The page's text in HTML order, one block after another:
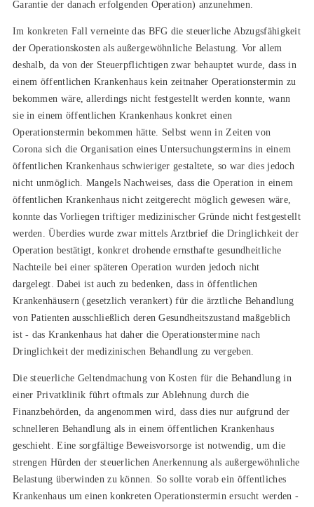
Garantie der danach erfolgenden Operation) anzunehmen.
Im konkreten Fall verneinte das BFG die steuerliche Abzugsfähigkeit
der Operationskosten als außergewöhnliche Belastung. Vor allem
deshalb, da von der Steuerpflichtigen zwar behauptet wurde, dass in
einem öffentlichen Krankenhaus kein zeitnaher Operationstermin zu
bekommen wäre, allerdings nicht festgestellt werden konnte, wann
sie in einem öffentlichen Krankenhaus konkret einen
Operationstermin bekommen hätte. Selbst wenn in Zeiten von
Corona sich die Organisation eines Untersuchungstermins in einem
öffentlichen Krankenhaus schwieriger gestaltete, so war dies jedoch
nicht unmöglich. Mangels Nachweises, dass die Operation in einem
öffentlichen Krankenhaus nicht zeitgerecht möglich gewesen wäre,
konnte das Vorliegen triftiger medizinischer Gründe nicht festgestellt
werden. Überdies wurde zwar mittels Arztbrief die Dringlichkeit der
Operation bestätigt, konkret drohende ernsthafte gesundheitliche
Nachteile bei einer späteren Operation wurden jedoch nicht
dargelegt. Dabei ist auch zu bedenken, dass in öffentlichen
Krankenhäusern (gesetzlich verankert) für die ärztliche Behandlung
von Patienten ausschließlich deren Gesundheitszustand maßgeblich
ist - das Krankenhaus hat daher die Operationstermine nach
Dringlichkeit der medizinischen Behandlung zu vergeben.
Die steuerliche Geltendmachung von Kosten für die Behandlung in
einer Privatklinik führt oftmals zur Ablehnung durch die
Finanzbehörden, da angenommen wird, dass dies nur aufgrund der
schnelleren Behandlung als in einem öffentlichen Krankenhaus
geschieht. Eine sorgfältige Beweisvorsorge ist notwendig, um die
strengen Hürden der steuerlichen Anerkennung als außergewöhnliche
Belastung überwinden zu können. So sollte vorab ein öffentliches
Krankenhaus um einen konkreten Operationstermin ersucht werden -